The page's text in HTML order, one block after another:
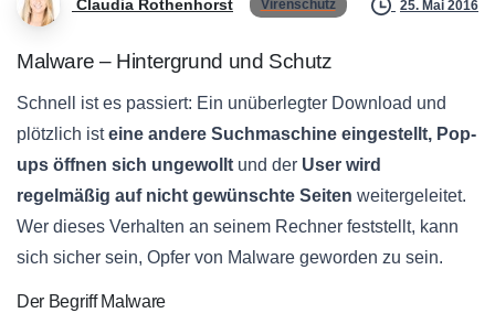
Claudia Rothenhorst Virenschutz 25. Mai 2016
Malware – Hintergrund und Schutz
Schnell ist es passiert: Ein unüberlegter Download und
plötzlich isteine andere Suchmaschine eingestellt, Pop-
ups öffnen sich ungewollt und der User wird
regelmäßig auf nicht gewünschte Seiten weitergeleitet.
Wer dieses Verhalten an seinem Rechner feststellt, kann
sich sicher sein, Opfer von Malware geworden zu sein.
Der Begriff Malware